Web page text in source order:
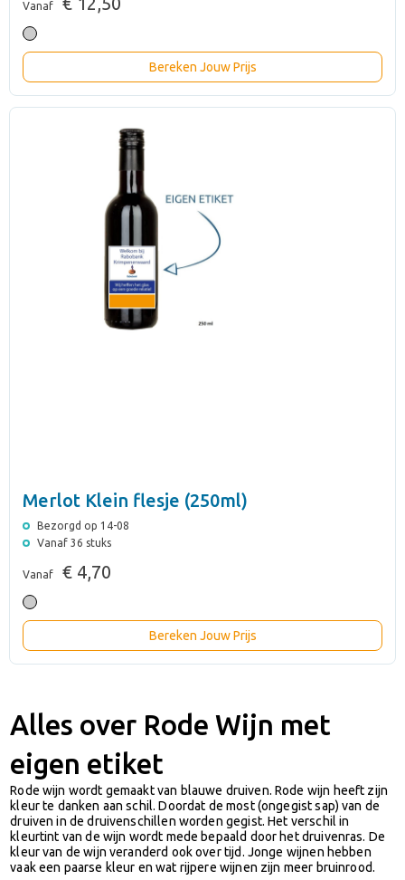
Vanaf
Bereken Jouw Prijs
Merlot Klein flesje (250ml)
Bezorgd op 14-08
Vanaf 36 stuks
Vanaf € 4,70
Bereken Jouw Prijs
Alles over Rode Wijn met
eigen etiket
Rode wijn wordt gemaakt van blauwe druiven. Rode wijn heeft zijn
kleur te danken aan schil. Doordat de most (ongegist sap) van de
druiven in de druivenschillen worden gegist. Het verschil in
kleurtint van de wijn wordt mede bepaald door het druivenras. De
kleur van de wijn veranderd ook over tijd. Jonge wijnen hebben
vaak een paarse kleur en wat rijpere wijnen zijn meer bruinrood.